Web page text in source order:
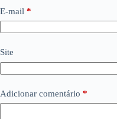
E-mail *
Site
Adicionar comentário *